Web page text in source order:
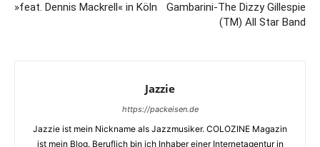
»feat. Dennis Mackrell« in Köln
Gambarini-The Dizzy Gillespie
(TM) All Star Band
Jazzie
https://packeisen.de
Jazzie ist mein Nickname als Jazzmusiker. COLOZINE Magazin
ist mein Blog. Beruflich bin ich Inhaber einer Internetagentur in